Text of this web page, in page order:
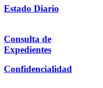
Estado Diario
Consulta de
Expedientes
Confidencialidad